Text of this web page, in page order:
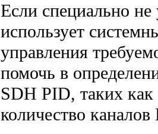
Если специально
использует
управления
помочь в
SDH PID, таких как
количество